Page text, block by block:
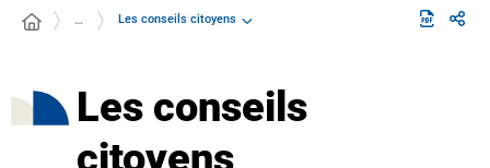
… Les conseils citoyens
Les conseils
citoyens